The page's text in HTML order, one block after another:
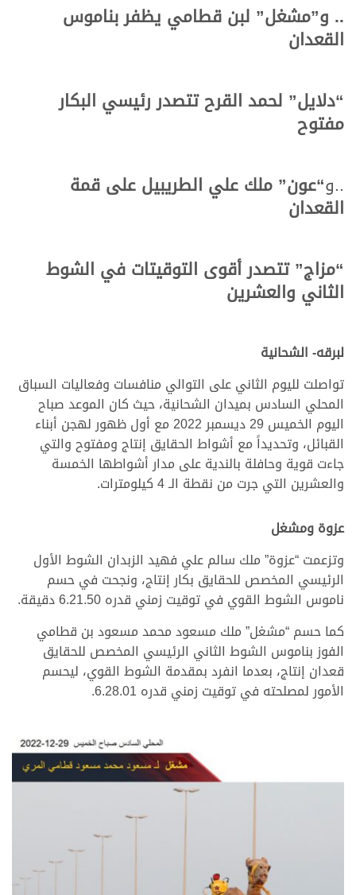
.. و”مشغل” لبن قطامي يظفر بناموس
القعدان
“دلايل” لحمد القرح تتصدر رئيسي البكار
مفتوح
..و“عون” ملك علي الطريبيل على قمة
القعدان
“مزاج” تتصدر أقوى التوقيتات في الشوط
الثاني والعشرين
لبرقه- الشحانية
تواصلت لليوم الثاني على التوالي منافسات وفعاليات السباق
المحلي السادس بميدان الشحانية، حيث كان الموعد صباح
اليوم الخميس 29 ديسمبر 2022 مع أول ظهور لهجن أبناء
القبائل، وتحديداً مع أشواط الحقايق إنتاج ومفتوح والتي
جاءت قوية وحافلة بالندية على مدار أشواطها الخمسة
والعشرين التي جرت من نقطة الـ 4 كيلومترات.
عزوة ومشغل
وتزعمت “عزوة” ملك سالم علي فهيد الزبدان الشوط الأول
الرئيسي المخصص للحقايق بكار إنتاج، ونجحت في حسم
ناموس الشوط القوي في توقيت زمني قدره 6.21.50 دقيقة.
كما حسم “مشغل” ملك مسعود محمد مسعود بن قطامي
الفوز بناموس الشوط الثاني الرئيسي المخصص للحقايق
قعدان إنتاج، بعدما انفرد بمقدمة الشوط القوي، ليحسم
الأمور لمصلحته في توقيت زمني قدره 6.28.01.